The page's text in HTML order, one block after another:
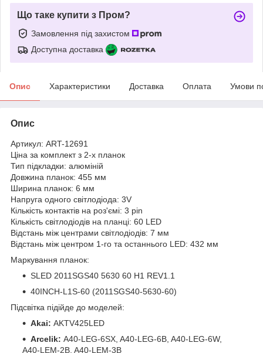
Що таке купити з Пром?
Замовлення під захистом
Доступна доставка
Опис Характеристики Доставка Оплата Умови
Опис
Артикул: ART-12691
Ціна за комплект з 2-х планок
Тип підкладки: алюміній
Довжина планок: 455 мм
Ширина планок: 6 мм
Напруга одного світлодіода: 3V
Кількість контактів на роз'ємі: 3 pin
Кількість світлодіодів на планці: 60 LED
Відстань між центрами світлодіодів: 7 мм
Відстань між центром 1-го та останнього LED: 432 мм
Маркування планок:
SLED 2011SGS40 5630 60 H1 REV1.1
40INCH-L1S-60 (2011SGS40-5630-60)
Підсвітка підійде до моделей:
Akai: AKTV425LED
Arcelik: A40-LEG-6SX, A40-LEG-6B, A40-LEG-6W,
A40-LEM-2B, A40-LEM-3B